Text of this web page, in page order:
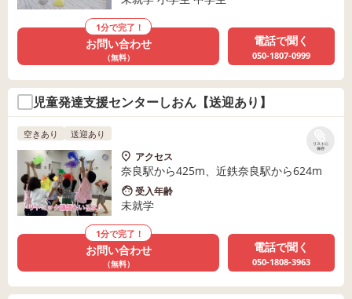
1分で完了！
お問い合わせ
（無料）
電話で聞く
050-1807-0999
児童発達支援センターしおん【送迎あり】
リストに
保存
空きあり 送迎あり
アクセス
奈良駅から425m、近鉄奈良駅から624m
受入年齢
未就学
1分で完了！
お問い合わせ
（無料）
電話で聞く
050-1808-3963